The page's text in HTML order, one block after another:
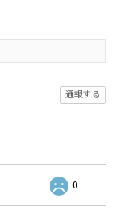
通報する
0